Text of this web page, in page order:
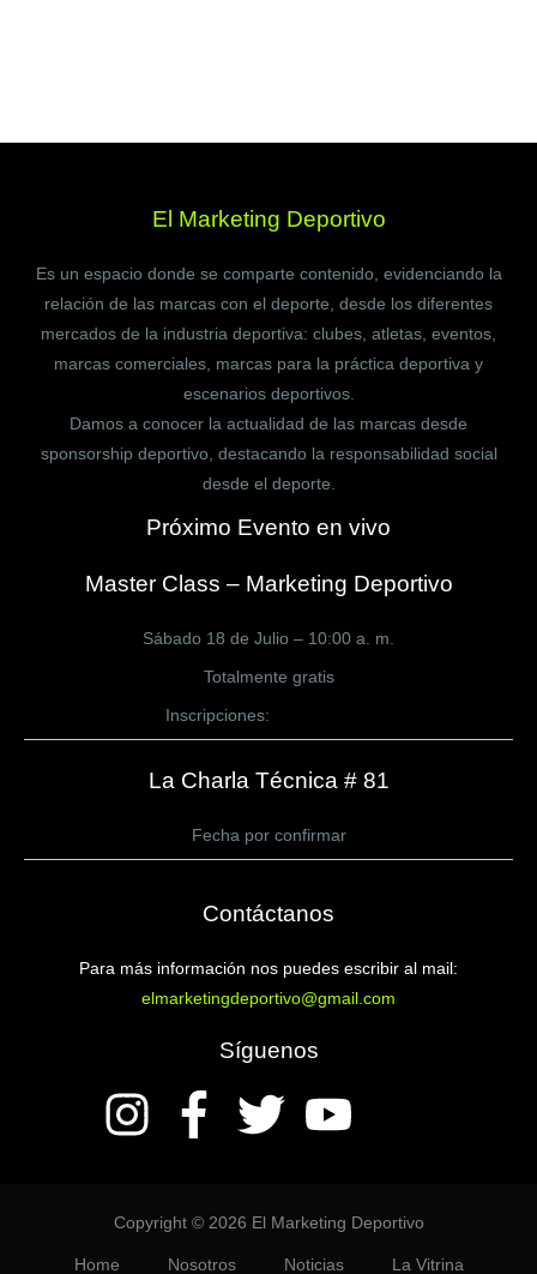
El Marketing Deportivo
Es un espacio donde se comparte contenido, evidenciando la
relación de las marcas con el deporte, desde los diferentes
mercados de la industria deportiva: clubes, atletas, eventos,
marcas comerciales, marcas para la práctica deportiva y
escenarios deportivos.
Damos a conocer la actualidad de las marcas desde
sponsorship deportivo, destacando la responsabilidad social
desde el deporte.
Próximo Evento en vivo
Master Class – Marketing Deportivo
Sábado 18 de Julio – 10:00 a. m.
Totalmente gratis
Inscripciones:
La Charla Técnica # 81
Fecha por confirmar
Contáctanos
Para más información nos puedes escribir al mail:
elmarketingdeportivo@gmail.com
Síguenos
Copyright © 2026 El Marketing Deportivo
Home Nosotros Noticias La Vitrina